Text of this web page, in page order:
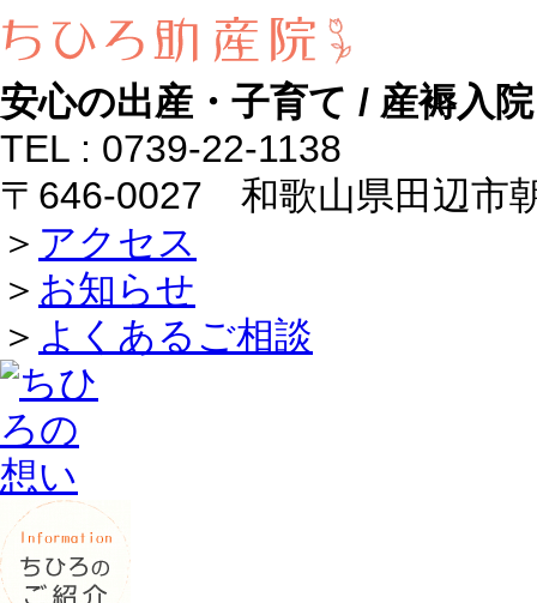
安心の出産・子育て / 産褥入
TEL : 0739-22-1138
〒646-0027 和歌山県田辺市
＞ アクセス
＞ お知らせ
＞ よくあるご相談